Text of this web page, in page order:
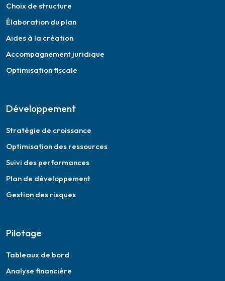
Choix de structure
Élaboration du plan
Aides à la création
Accompagnement juridique
Optimisation fiscale
Développement
Stratégie de croissance
Optimisation des ressources
Suivi des performances
Plan de développement
Gestion des risques
Pilotage
Tableaux de bord
Analyse financière